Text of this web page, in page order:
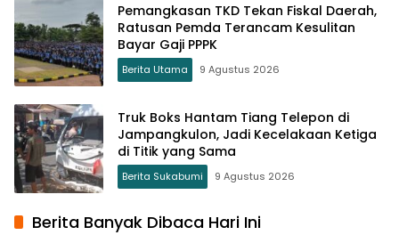
Pemangkasan TKD Tekan Fiskal Daerah,
Ratusan Pemda Terancam Kesulitan
Bayar Gaji PPPK
Berita Utama 9 Agustus 2026
Truk Boks Hantam Tiang Telepon di
Jampangkulon, Jadi Kecelakaan Ketiga
di Titik yang Sama
Berita Sukabumi 9 Agustus 2026
Berita Banyak Dibaca Hari Ini